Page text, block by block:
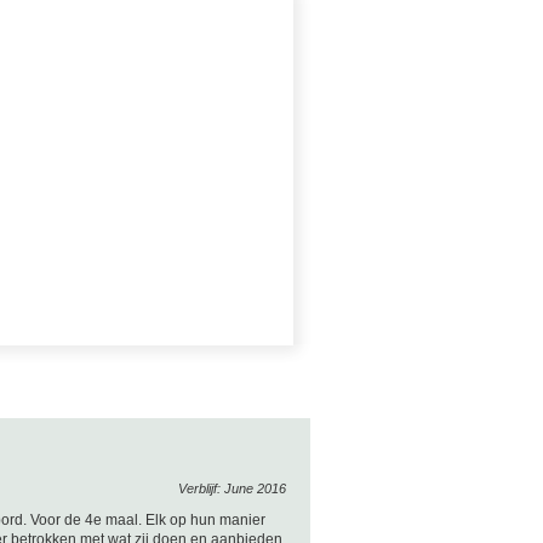
Verblijf: June 2016
Voor de 4e maal. Elk op hun manier
met wat zij doen en aanbieden.